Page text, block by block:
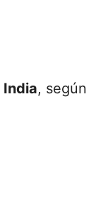
India, según